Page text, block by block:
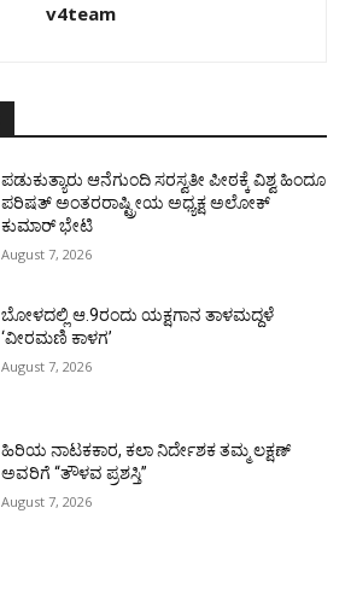
v4team
ಪಡುಕುತ್ಯಾರು ಆನೆಗುಂದಿ ಸರಸ್ವತೀ ಪೀಠಕ್ಕೆ ವಿಶ್ವ ಹಿಂದೂ
ಪರಿಷತ್ ಅಂತರರಾಷ್ಟ್ರೀಯ ಅಧ್ಯಕ್ಷ ಅಲೋಕ್
ಕುಮಾರ್ ಭೇಟಿ
August 7, 2026
ಬೋಳದಲ್ಲಿ ಆ.9ರಂದು ಯಕ್ಷಗಾನ ತಾಳಮದ್ದಳೆ
‘ವೀರಮಣಿ ಕಾಳಗ’
August 7, 2026
ಹಿರಿಯ ನಾಟಕಕಾರ, ಕಲಾ ನಿರ್ದೇಶಕ ತಮ್ಮ ಲಕ್ಷಣ್
ಅವರಿಗೆ “ತೌಳವ ಪ್ರಶಸ್ತಿ”
August 7, 2026